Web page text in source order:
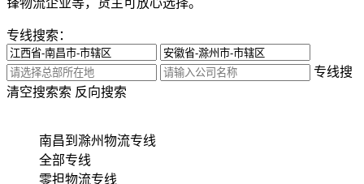
专线搜索：
专线搜
索 反向搜索
清空搜索
南昌到滁州物流专线
全部专线
零担物流专线